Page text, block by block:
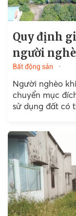
Quy định
người
Bất động sản
Người nghèo
chuyển mục
sử dụng đất có